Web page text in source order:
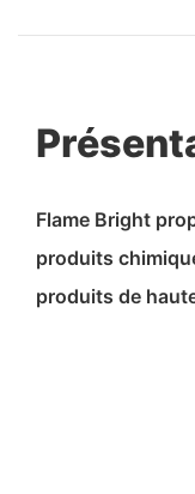
Flame Bright
produits
produits de